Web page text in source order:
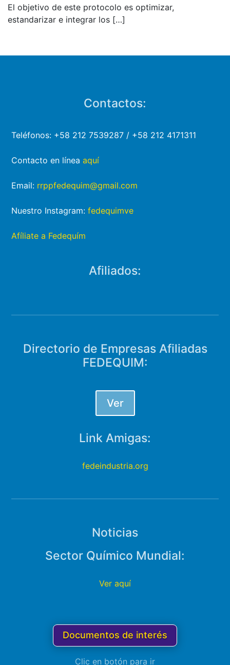
El objetivo de este protocolo es optimizar,
estandarizar e integrar los […]
Contactos:
Teléfonos: +58 212 7539287 / +58 212 4171311
Contacto en líneaaquí
Email: rrppfedequim@gmail.com
Nuestro Instagram:fedequimve
Afíliate a Fedequím
Afiliados:
Directorio de Empresas Afiliadas
FEDEQUIM:
Ver
Link Amigas:
fedeindustria.org
Noticias
Sector Químico Mundial:
Ver aquí
Documentos de interés
Clic en botón para ir